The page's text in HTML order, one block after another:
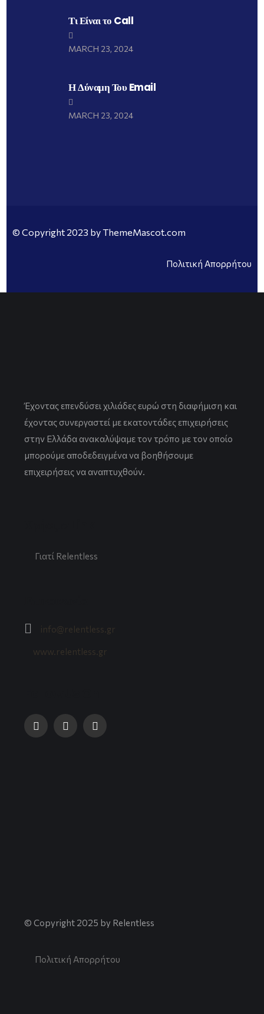
Τι Είναι το Call
MARCH 23, 2024
Η Δύναμη Του Email
MARCH 23, 2024
© Copyright 2023 by ThemeMascot.com
Πολιτική Απορρήτου
Έχοντας επενδύσει χιλιάδες ευρώ στη διαφήμιση και
έχοντας συνεργαστεί με εκατοντάδες επιχειρήσεις
στην Ελλάδα ανακαλύψαμε τον τρόπο με τον οποίο
μπορούμε αποδεδειγμένα να βοηθήσουμε
επιχειρήσεις να αναπτυχθούν.
Γιατί Relentless
info@relentless.gr
www.relentless.gr
© Copyright 2025 by Relentless
Πολιτική Απορρήτου